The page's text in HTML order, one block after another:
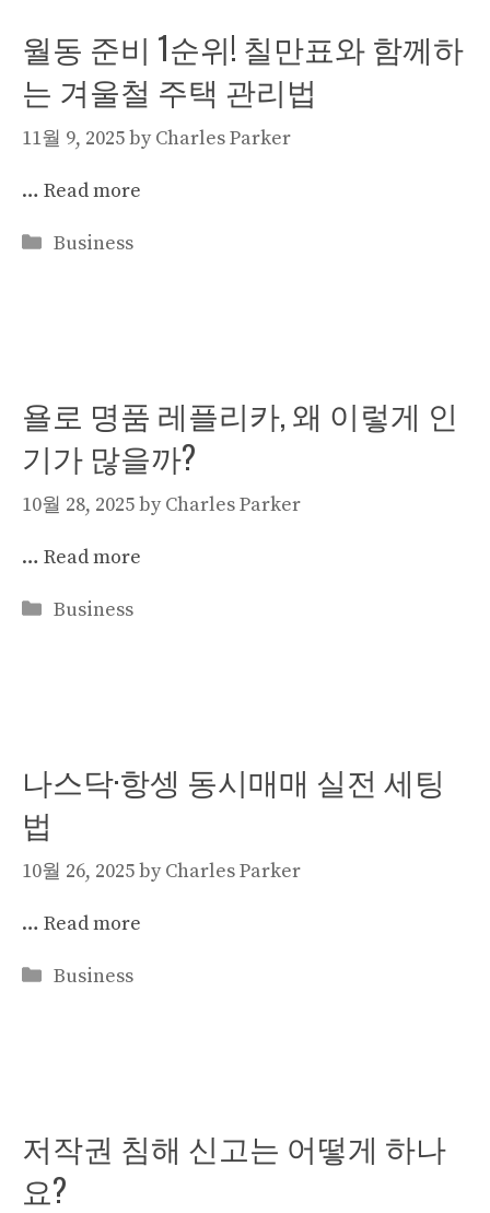
월동 준비 1순위! 칠만표와 함께하
는 겨울철 주택 관리법
11월 9, 2025by Charles Parker
… Read more
Categories
Business
욜로 명품 레플리카, 왜 이렇게 인
기가 많을까?
10월 28, 2025by Charles Parker
… Read more
Categories
Business
나스닥·항셍 동시매매 실전 세팅
법
10월 26, 2025by Charles Parker
… Read more
Categories
Business
저작권 침해 신고는 어떻게 하나
요?